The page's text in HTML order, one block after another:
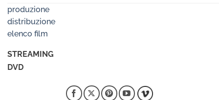
produzione
distribuzione
elenco film
STREAMING
DVD